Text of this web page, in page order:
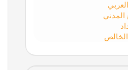
المدني
الخالص